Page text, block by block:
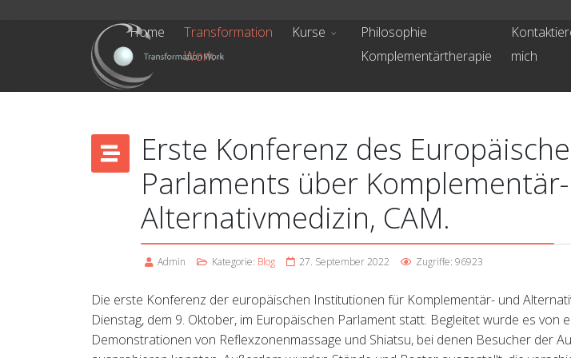
Home
Transformation
Work
Kurse
Philosophie
Komplementärtherapie
mich
Erste Konferenz des
Parlaments über
Alternativmedizin, CAM.
Admin Kategorie: Blog 27. September 2022 Zugriffe: 96923
Die erste Konferenz der europäischen Institutionen für Komplementär- und
Dienstag, dem 9. Oktober, im Europäischen Parlament statt. Begleitet wurde es von
Demonstrationen von Reflexzonenmassage und Shiatsu, bei denen Besucher der